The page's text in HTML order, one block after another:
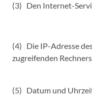
(3) Den Internet-
(4) Die IP-Adresse
zugreifenden Rechners
(5) Datum und